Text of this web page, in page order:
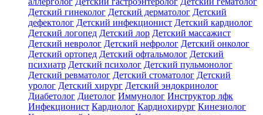
Детский гинеколог Детский дерматолог Детский
дефектолог Детский инфекционист Детский кардиолог
Детский логопед Детский лор Детский массажист
Детский невролог Детский нефролог Детский онколог
Детский ортопед Детский офтальмолог Детский
психиатр Детский психолог Детский пульмонолог
Детский ревматолог Детский стоматолог Детский
уролог Детский хирург Детский эндокринолог
Диабетолог Диетолог Иммунолог Инструктор лфк
Инфекционист Кардиолог Кардиохирург Кинезиолог